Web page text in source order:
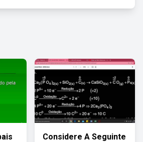
Considere A Seguinte